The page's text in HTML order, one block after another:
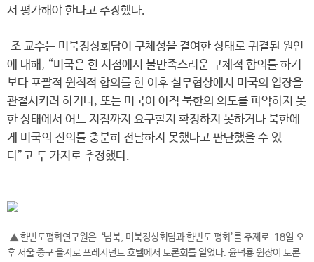
서 평가해야 한다고 주장했다.
조 교수는 미북정상회담이 구체성을 결여한 상태로 귀결된 원인
에 대해, “미국은 현 시점에서 불만족스러운 구체적 합의를 하기
보다 포괄적 원칙적 합의를 한 이후 실무협상에서 미국의 입장을
관철시키려 하거나, 또는 미국이 아직 북한의 의도를 파악하지 못
한 상태에서 어느 지점까지 요구할지 확정하지 못하거나 북한에
게 미국의 진의를 충분히 전달하지 못했다고 판단했을 수 있
다”고 두 가지로 추정했다.
▲ 한반도평화연구원은 ‘남북, 미북정상회담과 한반도 평화’를 주제로 18일 오
후 서울 중구 을지로 프레지던트 호텔에서 토론회를 열었다. 윤덕룡 원장이 토론